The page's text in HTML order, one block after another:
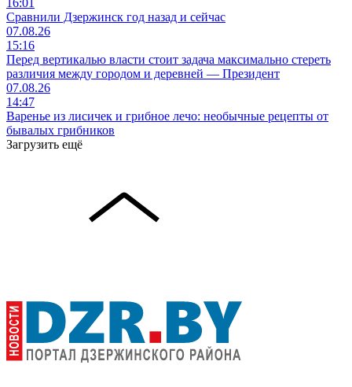
16:01
Сравнили Дзержинск год назад и сейчас
07.08.26
15:16
Перед вертикалью власти стоит задача максимально стереть
различия между городом и деревней — Президент
07.08.26
14:47
Варенье из лисичек и грибное лечо: необычные рецепты от
бывалых грибников
Загрузить ещё